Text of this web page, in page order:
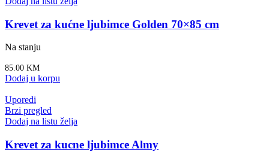
Krevet za kućne ljubimce Golden 70×85 cm
Na stanju
85.00 KM
Dodaj u korpu
Uporedi
Brzi pregled
Dodaj na listu želja
Krevet za kucne ljubimce Almy